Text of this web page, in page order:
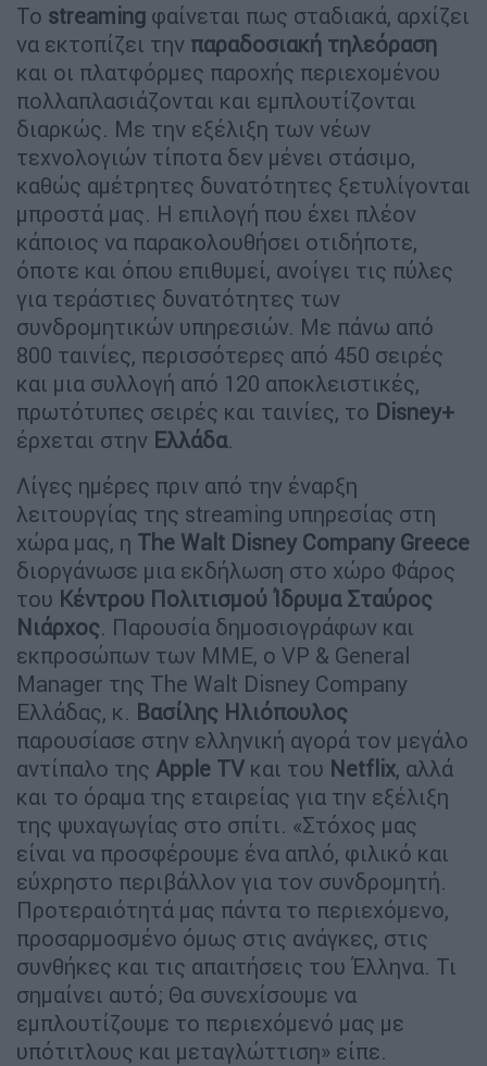
Το streaming φαίνεται πως σταδιακά, αρχίζει
να εκτοπίζει την παραδοσιακή τηλεόραση
και οι πλατφόρμες παροχής περιεχομένου
πολλαπλασιάζονται και εμπλουτίζονται
διαρκώς. Με την εξέλιξη των νέων
τεχνολογιών τίποτα δεν μένει στάσιμο,
καθώς αμέτρητες δυνατότητες ξετυλίγονται
μπροστά μας. Η επιλογή που έχει πλέον
κάποιος να παρακολουθήσει οτιδήποτε,
όποτε και όπου επιθυμεί, ανοίγει τις πύλες
για τεράστιες δυνατότητες των
συνδρομητικών υπηρεσιών. Με πάνω από
800 ταινίες, περισσότερες από 450 σειρές
και μια συλλογή από 120 αποκλειστικές,
πρωτότυπες σειρές και ταινίες, το Disney+
έρχεται στην Ελλάδα.
Λίγες ημέρες πριν από την έναρξη
λειτουργίας της streaming υπηρεσίας στη
χώρα μας, η The Walt Disney Company Greece
διοργάνωσε μια εκδήλωση στο χώρο Φάρος
του Κέντρου Πολιτισμού Ίδρυμα Σταύρος
Νιάρχος. Παρουσία δημοσιογράφων και
εκπροσώπων των ΜΜΕ, ο VP & General
Manager της The Walt Disney Company
Ελλάδας, κ. Βασίλης Ηλιόπουλος
παρουσίασε στην ελληνική αγορά τον μεγάλο
αντίπαλο της Apple TV και του Netflix, αλλά
και το όραμα της εταιρείας για την εξέλιξη
της ψυχαγωγίας στο σπίτι. «Στόχος μας
είναι να προσφέρουμε ένα απλό, φιλικό και
εύχρηστο περιβάλλον για τον συνδρομητή.
Προτεραιότητά μας πάντα το περιεχόμενο,
προσαρμοσμένο όμως στις ανάγκες, στις
συνθήκες και τις απαιτήσεις του Έλληνα. Τι
σημαίνει αυτό; Θα συνεχίσουμε να
εμπλουτίζουμε το περιεχόμενό μας με
υπότιτλους και μεταγλώττιση» είπε.